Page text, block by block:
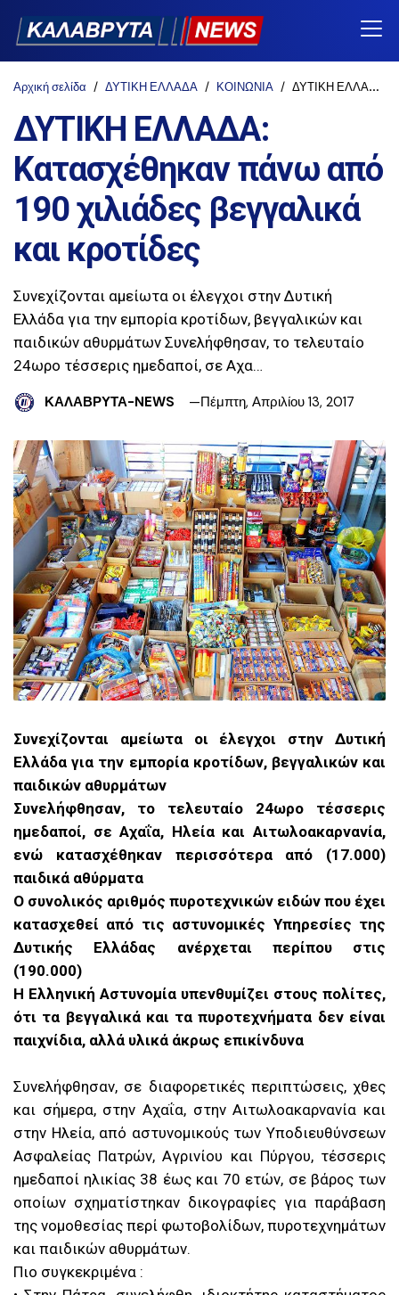
Αρχική σελίδα ΔΥΤΙΚΗ ΕΛΛΑΔΑ ΚΟΙΝΩΝΙΑ ΔΥΤΙΚΗ ΕΛΛΑΔΑ: Κατασχέθηκαν πάνω από 190 χιλιάδες βεγγαλικά και κροτίδες
ΔΥΤΙΚΗ ΕΛΛΑΔΑ:
Κατασχέθηκαν πάνω από
190 χιλιάδες βεγγαλικά
και κροτίδες
Συνεχίζονται αμείωτα οι έλεγχοι στην Δυτική
Ελλάδα για την εμπορία κροτίδων, βεγγαλικών και
παιδικών αθυρμάτων Συνελήφθησαν, το τελευταίο
24ωρο τέσσερις ημεδαποί, σε Αχα…
ΚΑΛΑΒΡΥΤΑ-NEWS Πέμπτη, Απριλίου 13, 2017
Συνεχίζονται αμείωτα οι έλεγχοι στην Δυτική
Ελλάδα για την εμπορία κροτίδων, βεγγαλικών και
παιδικών αθυρμάτων
Συνελήφθησαν, το τελευταίο 24ωρο τέσσερις
ημεδαποί, σε Αχαΐα, Ηλεία και Αιτωλοακαρνανία,
ενώ κατασχέθηκαν περισσότερα από (17.000)
παιδικά αθύρματα
Ο συνολικός αριθμός πυροτεχνικών ειδών που έχει
κατασχεθεί από τις αστυνομικές Υπηρεσίες της
Δυτικής Ελλάδας ανέρχεται περίπου στις
(190.000)
Η Ελληνική Αστυνομία υπενθυμίζει στους πολίτες,
ότι τα βεγγαλικά και τα πυροτεχνήματα δεν είναι
παιχνίδια, αλλά υλικά άκρως επικίνδυνα
Συνελήφθησαν, σε διαφορετικές περιπτώσεις, χθες
και σήμερα, στην Αχαΐα, στην Αιτωλοακαρνανία και
στην Ηλεία, από αστυνομικούς των Υποδιευθύνσεων
Ασφαλείας Πατρών, Αγρινίου και Πύργου, τέσσερις
ημεδαποί ηλικίας 38 έως και 70 ετών, σε βάρος των
οποίων σχηματίστηκαν δικογραφίες για παράβαση
της νομοθεσίας περί φωτοβολίδων, πυροτεχνημάτων
και παιδικών αθυρμάτων.
Πιο συγκεκριμένα :